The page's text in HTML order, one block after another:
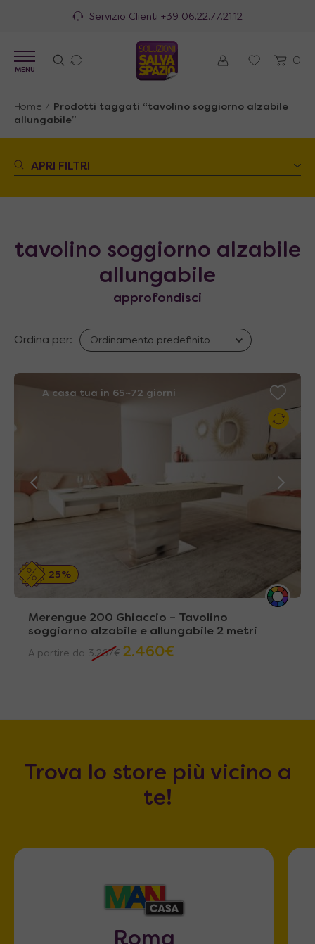
Servizio Clienti +39 06.22.77.21.12
0
MENU
Home /
Prodotti taggati “tavolino soggiorno alzabile
allungabile”
APRI FILTRI
tavolino soggiorno alzabile
allungabile
approfondisci
Ordina per:
A casa tua in 65~72 giorni
25%
Merengue 200 Ghiaccio – Tavolino
soggiorno alzabile e allungabile 2 metri
A partire da 3.267 € 2.460€
Trova lo store più vicino a
te!